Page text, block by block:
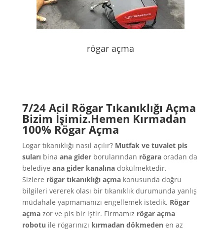
rögar açma
7/24 Acil Rögar Tıkanıklığı Açma
Bizim İşimiz.Hemen Kırmadan
100% Rögar Açma
Logar tıkanıklığı nasıl açılır?Mutfak ve tuvalet pis
sularıbina ana giderborularından rögaraoradan da
belediye ana gider kanalınadökülmektedir.
Sizlere rögar tıkanıklığı açmakonusunda doğru
bilgileri vererek olası bir tıkanıklık durumunda yanlış
müdahale yapmamanızı engellemek istedik. Rögar
açmazor ve pis bir iştir. Firmamız rögar açma
robotu ile rögarınızı kırmadan dökmedenen az